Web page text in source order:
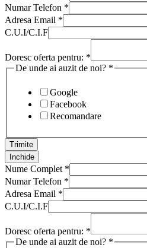
Numar Telefon *
Adresa Email *
C.U.I/C.I.F
Doresc oferta pentru: *
De unde ai auzit de noi? *
Google
Facebook
Recomandare
Trimite
Inchide
Nume Complet *
Numar Telefon *
Adresa Email *
C.U.I/C.I.F
Doresc oferta pentru: *
De unde ai auzit de noi? *